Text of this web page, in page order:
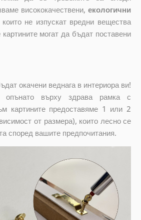
висококачествени,екологични
не изпускат вредни вещества
могат да бъдат поставени
окачени веднага в интериора ви!
върху здрава рамка с
картините предоставяме 1 или 2
от размера), които лесно се
според вашите предпочитания.